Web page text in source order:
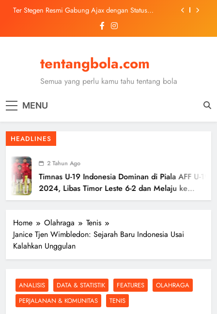
SkipTer Stegen Resmi Gabung Ajax dengan Status
Pinjaman dari Barcelona
Trabzonspor Mulai Negosiasi Mohamed Salah, Tes
Medis Dijadwalkan 5 Agustus
2026, Siap Tatap Putaran Provinsi
Kerolin Resmi Gabung Barcelona, Transfer
Dilaporkan Pecahkan Rekor Penjualan WSL
Trabzonspor Mulai Negosiasi Mohamed Salah, Tes
Malang United U-13 Juara Piala Soeratin Kota Malang
2026, Siap Tatap Putaran Provinsi
tentangbola.com
Semua yang perlu kamu tahu tentang bola
MENU
HEADLINES
2 Tahun Ago
Timnas U-19 Indonesia Dominan di Piala AFF U-19
2024, Libas Timor Leste 6-2 dan Melaju ke
Semifinal
Home Olahraga
Tenis
Janice Tjen Wimbledon: Sejarah Baru Indonesia Usai
Kalahkan Unggulan
ANALISIS DATA & STATISTIK FEATURES
OLAHRAGA
PERJALANAN & KOMUNITAS
TENIS